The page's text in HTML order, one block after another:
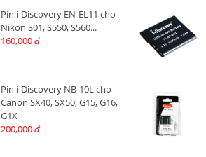
Pin i-Discovery EN-EL11 cho
Nikon S01, S550, S560...
160,000 đ
Pin i-Discovery NB-10L cho
Canon SX40, SX50, G15, G16,
G1X
200,000 đ